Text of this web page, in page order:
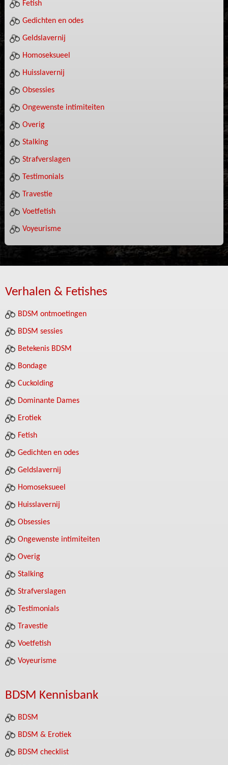
Fetish
Gedichten en odes
Geldslavernij
Homoseksueel
Huisslavernij
Obsessies
Ongewenste intimiteiten
Overig
Stalking
Strafverslagen
Testimonials
Travestie
Voetfetish
Voyeurisme
Verhalen & Fetishes
BDSM ontmoetingen
BDSM sessies
Betekenis BDSM
Bondage
Cuckolding
Dominante Dames
Erotiek
Fetish
Gedichten en odes
Geldslavernij
Homoseksueel
Huisslavernij
Obsessies
Ongewenste intimiteiten
Overig
Stalking
Strafverslagen
Testimonials
Travestie
Voetfetish
Voyeurisme
BDSM Kennisbank
BDSM
BDSM & Erotiek
BDSM checklist